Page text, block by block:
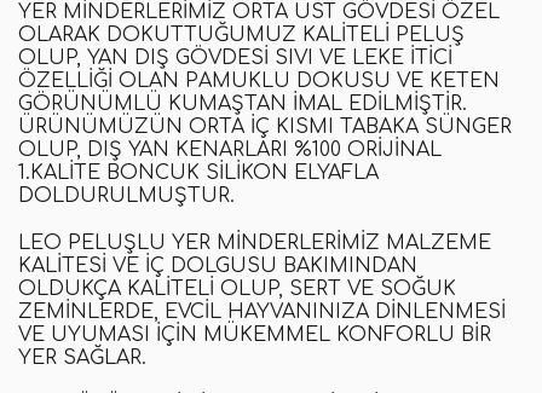
YER MINDERLERIMIZ ORTA ÜST GÖVDESI ÖZEL
OLARAK DOKUTTUĞUMUZ KALITELI PELUŞ
OLUP, YAN DIŞ GÖVDESI SIVI VE LEKE ITICI
ÖZELLIĞI OLAN PAMUKLU DOKUSU VE KETEN
GÖRÜNÜMLÜ KUMAŞTAN IMAL EDILMIŞTIR.
ÜRÜNÜMÜZÜN ORTA IÇ KISMI TABAKA SÜNGER
OLUP, DIŞ YAN KENARLARI %100 ORIJINAL
1.KALITE BONCUK SILIKON ELYAFLA
DOLDURULMUŞTUR.
LEO PELUŞLU YER MINDERLERIMIZ MALZEME
KALITESI VE IÇ DOLGUSU BAKIMINDAN
OLDUKÇA KALITELI OLUP, SERT VE SOĞUK
ZEMINLERDE, EVCIL HAYVANINIZA DINLENMESI
VE UYUMASI IÇIN MÜKEMMEL KONFORLU BIR
YER SAĞLAR.